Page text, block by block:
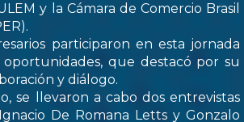
y la Cámara de Comercio Brasil
participaron en esta jornada
que destacó por su
y diálogo.
se llevaron a cabo dos entrevistas
De Romana Letts y Gonzalo